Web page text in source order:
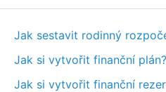
Jak sestavit rodinný
Jak si vytvořit finanční plán?
Jak si vytvořit finanční